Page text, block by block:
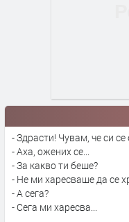
- Здрасти! Чувам, че си
- Аха, ожених се...
- За какво ти беше?
- Не ми харесваше да се
- А сега?
- Сега ми харесва...